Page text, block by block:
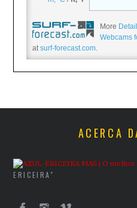
More
Webcams
atsurf-forecast.com.
ACERCA
ERICEIRA"